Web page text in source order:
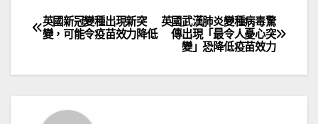
文
覽
英國武漢肺炎變種病毒驚
傳出現「最令人憂心突
變」恐降低疫苗效力
英國新冠變種出現新突
變，可能令疫苗效力降低